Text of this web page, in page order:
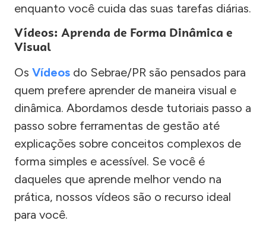
enquanto você cuida das suas tarefas diárias.
Vídeos: Aprenda de Forma Dinâmica e
Visual
Os Vídeos do Sebrae/PR são pensados para
quem prefere aprender de maneira visual e
dinâmica. Abordamos desde tutoriais passo a
passo sobre ferramentas de gestão até
explicações sobre conceitos complexos de
forma simples e acessível. Se você é
daqueles que aprende melhor vendo na
prática, nossos vídeos são o recurso ideal
para você.